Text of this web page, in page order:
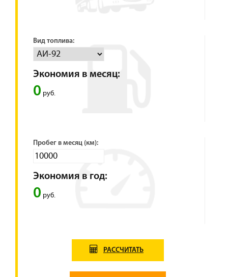
Вид топлива:
Экономия в месяц:
0 руб.
Пробег в месяц (км):
Экономия в год:
0 руб.
РАССЧИТАТЬ